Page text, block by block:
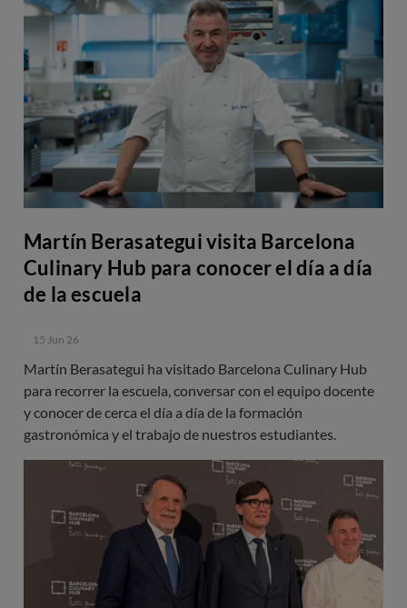
Martín Berasategui visita Barcelona
Culinary Hub para conocer el día a día
de la escuela
15 Jun 26
Martín Berasategui ha visitado Barcelona Culinary Hub
para recorrer la escuela, conversar con el equipo docente
y conocer de cerca el día a día de la formación
gastronómica y el trabajo de nuestros estudiantes.